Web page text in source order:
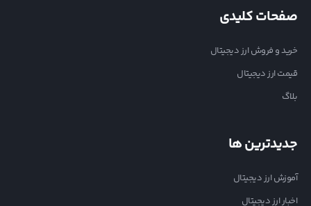
صفحات کلیدی
خرید و فروش ارز دیجیتال
قیمت ارز دیجیتال
بلاگ
جدیدترین ها
آموزش ارز دیجیتال
اخبار ارز دیجیتال